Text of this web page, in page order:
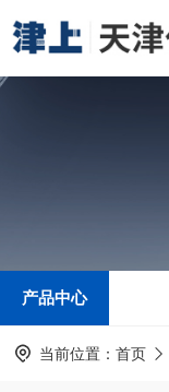
产品中心
当前位置： 首页